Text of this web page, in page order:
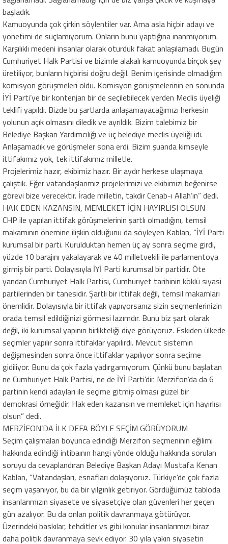
başladık.
Kamuoyunda çok çirkin söylentiler var. Ama asla hiçbir adayı ve
yönetimi de suçlamıyorum. Onların bunu yaptığına inanmıyorum.
Karşılıklı medeni insanlar olarak oturduk fakat anlaşılamadı. Bugün
Cumhuriyet Halk Partisi ve bizimle alakalı kamuoyunda birçok şey
üretiliyor, bunların hiçbirisi doğru değil. Benim içerisinde olmadığım
komisyon görüşmeleri oldu. Komisyon görüşmelerinin en sonunda
İYİ Parti’ye bir kontenjan bir de seçilebilecek yerden Meclis üyeliği
teklifi yapıldı. Bizde bu şartlarda anlaşamayacağımızı herkesin
yolunun açık olmasını diledik ve ayrıldık. Bizim talebimiz bir
Belediye Başkan Yardımcılığı ve üç belediye meclis üyeliği idi.
Anlaşamadık ve görüşmeler sona erdi. Bizim şuanda kimseyle
ittifakımız yok, tek ittifakımız milletle.
Projelerimiz hazır, ekibimiz hazır. Bir aydır herkese ulaşmaya
çalıştık. Eğer vatandaşlarımız projelerimizi ve ekibimizi beğenirse
görevi bize verecektir. İrade milletin, takdir Cenab-ı Allah’ın” dedi.
HAK EDEN KAZANSIN, MEMLEKET İÇİN HAYIRLISI OLSUN
CHP ile yapılan ittifak görüşmelerinin şartlı olmadığını, temsil
makamının önemine ilişkin olduğunu da söyleyen Kablan, “İYİ Parti
kurumsal bir parti. Kurulduktan hemen üç ay sonra seçime girdi,
yüzde 10 barajını yakalayarak ve 40 milletvekili ile parlamentoya
girmiş bir parti. Dolayısıyla İYİ Parti kurumsal bir partidir. Öte
yandan Cumhuriyet Halk Partisi, Cumhuriyet tarihinin köklü siyasi
partilerinden bir tanesidir. Şartlı bir ittifak değil, temsil makamları
önemlidir. Dolayısıyla bir ittifak yapıyorsanız sizin seçmenlerinizin
orada temsil edildiğinizi görmesi lazımdır. Bunu biz şart olarak
değil, iki kurumsal yapının birlikteliği diye görüyoruz. Eskiden ülkede
seçimler yapılır sonra ittifaklar yapılırdı. Mevcut sistemin
değişmesinden sonra önce ittifaklar yapılıyor sonra seçime
gidiliyor. Bunu da çok fazla yadırgamıyorum. Çünkü bunu başlatan
ne Cumhuriyet Halk Partisi, ne de İYİ Parti’dir. Merzifon’da da 6
partinin kendi adayları ile seçime gitmiş olması güzel bir
demokrasi örneğidir. Hak eden kazansın ve memleket için hayırlısı
olsun” dedi.
MERZİFON’DA İLK DEFA BÖYLE SEÇİM GÖRÜYORUM
Seçim çalışmaları boyunca edindiği Merzifon seçmeninin eğilimi
hakkında edindiği intibaının hangi yönde olduğu hakkında sorulan
soruyu da cevaplandıran Belediye Başkan Adayı Mustafa Kenan
Kablan, “Vatandaşları, esnafları dolaşıyoruz. Türkiye’de çok fazla
seçim yaşanıyor, bu da bir yılgınlık getiriyor. Gördüğümüz tabloda
insanlarımızın siyasete ve siyasetçiye olan güvenleri her geçen
gün azalıyor. Bu da onları politik davranmaya götürüyor.
Üzerindeki baskılar, tehditler vs gibi konular insanlarımızı biraz
daha politik davranmaya sevk ediyor. 30 yıla yakın siyasetin